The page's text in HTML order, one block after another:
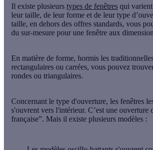
Il existe plusieurs types de fenêtres qui
leur taille, de leur forme et de leur type
taille, en dehors des offres standards, vous
du sur-mesure pour une fenêtre aux
En matière de forme, hormis les
rectangulaires ou carrées, vous pouvez
rondes ou triangulaires.
Concernant le type d'ouverture, les fenêtres
s'ouvrent vers l'intérieur. C’est une ouverture
française”. Mais il existe plusieurs modèles :